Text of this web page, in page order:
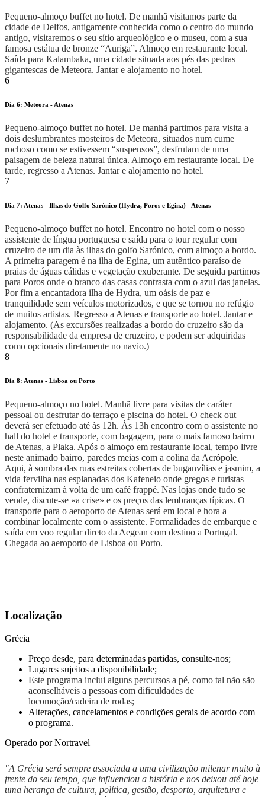
Pequeno-almoço buffet no hotel. De manhã visitamos parte da
cidade de Delfos, antigamente conhecida como o centro do mundo
antigo, visitaremos o seu sítio arqueológico e o museu, com a sua
famosa estátua de bronze “Auriga”. Almoço em restaurante local.
Saída para Kalambaka, uma cidade situada aos pés das pedras
gigantescas de Meteora. Jantar e alojamento no hotel.
6
Dia 6: Meteora - Atenas
Pequeno-almoço buffet no hotel. De manhã partimos para visita a
dois deslumbrantes mosteiros de Meteora, situados num cume
rochoso como se estivessem “suspensos”, desfrutam de uma
paisagem de beleza natural única. Almoço em restaurante local. De
tarde, regresso a Atenas. Jantar e alojamento no hotel.
7
Dia 7: Atenas - Ilhas do Golfo Sarónico (Hydra, Poros e Egina) - Atenas
Pequeno-almoço buffet no hotel. Encontro no hotel com o nosso
assistente de língua portuguesa e saída para o tour regular com
cruzeiro de um dia às ilhas do golfo Sarónico, com almoço a bordo.
A primeira paragem é na ilha de Egina, um autêntico paraíso de
praias de águas cálidas e vegetação exuberante. De seguida partimos
para Poros onde o branco das casas contrasta com o azul das janelas.
Por fim a encantadora ilha de Hydra, um oásis de paz e
tranquilidade sem veículos motorizados, e que se tornou no refúgio
de muitos artistas. Regresso a Atenas e transporte ao hotel. Jantar e
alojamento. (As excursões realizadas a bordo do cruzeiro são da
responsabilidade da empresa de cruzeiro, e podem ser adquiridas
como opcionais diretamente no navio.)
8
Dia 8: Atenas - Lisboa ou Porto
Pequeno-almoço no hotel. Manhã livre para visitas de caráter
pessoal ou desfrutar do terraço e piscina do hotel. O check out
deverá ser efetuado até às 12h. Às 13h encontro com o assistente no
hall do hotel e transporte, com bagagem, para o mais famoso bairro
de Atenas, a Plaka. Após o almoço em restaurante local, tempo livre
neste animado bairro, paredes meias com a colina da Acrópole.
Aqui, à sombra das ruas estreitas cobertas de buganvílias e jasmim, a
vida fervilha nas esplanadas dos Kafeneio onde gregos e turistas
confraternizam à volta de um café frappé. Nas lojas onde tudo se
vende, discute-se «a crise» e os preços das lembranças típicas. O
transporte para o aeroporto de Atenas será em local e hora a
combinar localmente com o assistente. Formalidades de embarque e
saída em voo regular direto da Aegean com destino a Portugal.
Chegada ao aeroporto de Lisboa ou Porto.
Localização
Grécia
Preço desde, para determinadas partidas, consulte-nos;
Lugares sujeitos a disponibilidade;
Este programa inclui alguns percursos a pé, como tal não são
aconselháveis a pessoas com dificuldades de
locomoção/cadeira de rodas;
Alterações, cancelamentos e condições gerais de acordo com
o programa.
Operado por Nortravel
"A Grécia será sempre associada a uma civilização milenar muito à
frente do seu tempo, que influenciou a história e nos deixou até hoje
uma herança de cultura, política, gestão, desporto, arquitetura e